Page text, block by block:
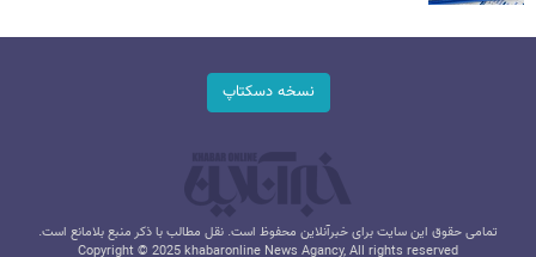
نسخه دسکتاپ
تمامی حقوق این سایت برای خبرآنلاین محفوظ است. نقل مطالب با ذکر منبع بلامانع است.
Copyright © 2025 khabaronline News Agancy, All rights reserved